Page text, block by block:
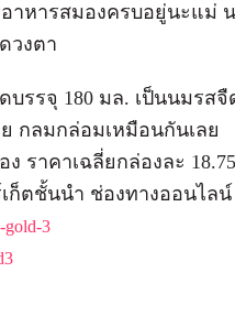
าหารสมองครบอยู่นะแม่
วงตา
บรรจุ 180 มล. เป็นนมรส
ย กลมกล่อมเหมือนกันเลย
ราคาเฉลี่ยกล่องละ
ก็ตชั้นนำ ช่องทางออนไลน์
gold-3